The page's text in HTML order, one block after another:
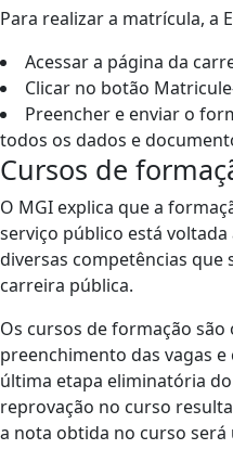
Para realizar a matrícula, a
Acessar a página da
Clicar no botão
Preencher e enviar o
todos os dados e
Cursos de
O MGI explica que a
serviço público está
diversas competências que
carreira pública.
Os cursos de formação
preenchimento das vagas
última etapa eliminatória
reprovação no curso
a nota obtida no curso será